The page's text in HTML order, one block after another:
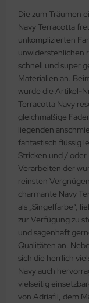
Die zum Träumen
Navy Terracotta
unkomplizierten
unwiderstehlichen
schnell und super
Materialien an.
wurde die Artikel-
Terracotta Navy
gleichmäßige
liegenden
fantastisch flüssig
Stricken und / oder
Verarbeiten der
reinsten
charmante Navy
als „Singelfarbe“,
zur Verfügung zu
und sagenhaft
Qualitäten an.
sich die herrlich
Navy auch
vielseitig
von Adriafil, dem